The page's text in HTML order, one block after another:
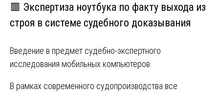
🟥 Экспертиза ноутбука по факту выхода из
строя в системе судебного доказывания
Введение в предмет судебно-экспертного
исследования мобильных компьютеров
В рамках современного судопроизводства все